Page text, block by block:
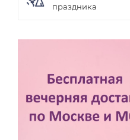
праздника